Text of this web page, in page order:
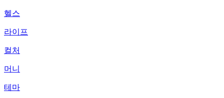
헬스
라이프
컬처
머니
테마